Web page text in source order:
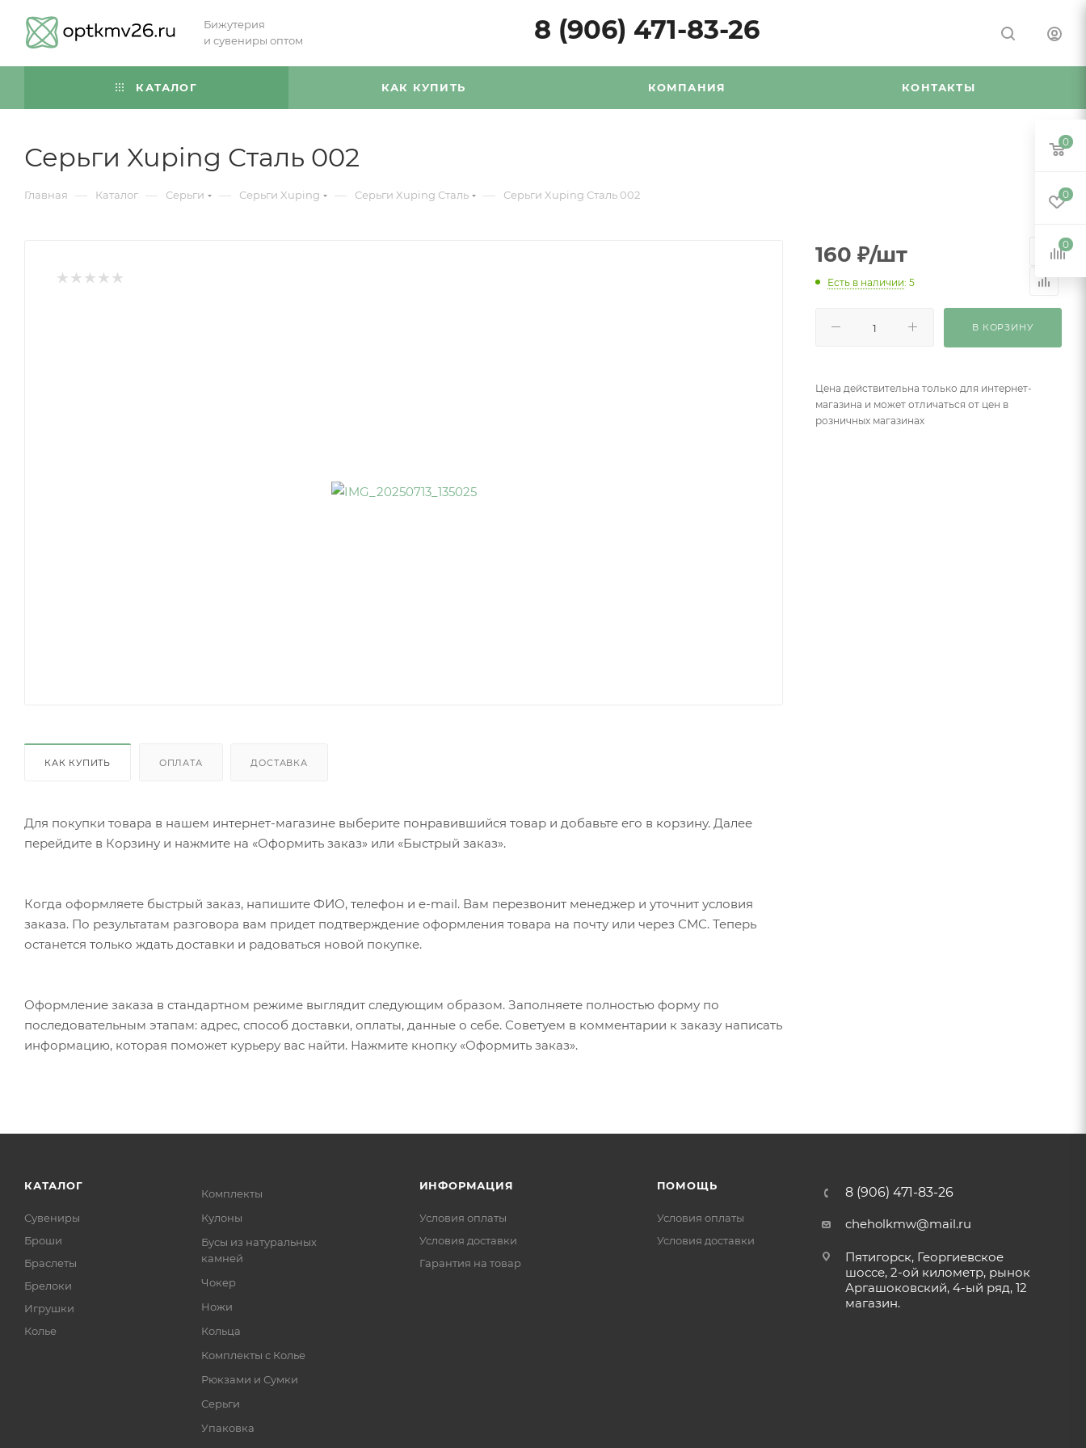
Бижутерия
и сувениры оптом
8 (906) 471-83-26
КАТАЛОГ КАК КУПИТЬ КОМПАНИЯ КОНТАКТЫ
Серьги Xuping Сталь 002
Главная — Каталог — Серьги — Серьги Xuping — Серьги Xuping Сталь — Серьги Xuping Сталь 002
КАК КУПИТЬ ОПЛАТА ДОСТАВКА
Для покупки товара в нашем интернет-магазине выберите понравившийся товар и добавьте его в корзину. Далее
перейдите в Корзину и нажмите на «Оформить заказ» или «Быстрый заказ».
Когда оформляете быстрый заказ, напишите ФИО, телефон и e-mail. Вам перезвонит менеджер и уточнит условия
заказа. По результатам разговора вам придет подтверждение оформления товара на почту или через СМС. Теперь
останется только ждать доставки и радоваться новой покупке.
Оформление заказа в стандартном режиме выглядит следующим образом. Заполняете полностью форму по
последовательным этапам: адрес, способ доставки, оплаты, данные о себе. Советуем в комментарии к заказу написать
информацию, которая поможет курьеру вас найти. Нажмите кнопку «Оформить заказ».
160 ₽/шт
Есть в наличии: 5
В КОРЗИНУ
Цена действительна только для интернет-
магазина и может отличаться от цен в
розничных магазинах
КАТАЛОГ
Сувениры
Броши
Браслеты
Брелоки
Игрушки
Колье
Комплекты
Кулоны
Бусы из натуральных
камней
Чокер
Ножи
Кольца
Комплекты с Колье
Рюкзами и Сумки
Серьги
Упаковка
ИНФОРМАЦИЯ
Условия оплаты
Условия доставки
Гарантия на товар
ПОМОЩЬ
Условия оплаты
Условия доставки
8 (906) 471-83-26
cheholkmw@mail.ru
Пятигорск, Георгиевское
шоссе, 2-ой километр, рынок
Аргашоковский, 4-ый ряд, 12
магазин.
0
0
0